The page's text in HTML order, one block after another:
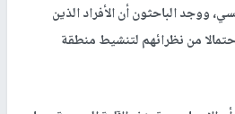
ووجد الباحثون أن الأفراد الذين
من نظرائهم لتنشيط منطقة